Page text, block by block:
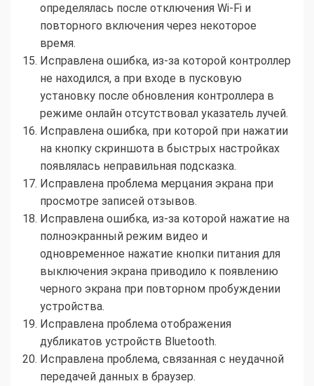
определялась после отключения Wi-Fi и
повторного включения через некоторое
время.
Исправлена ошибка, из-за которой контроллер
не находился, а при входе в пусковую
установку после обновления контроллера в
режиме онлайн отсутствовал указатель лучей.
Исправлена ошибка, при которой при нажатии
на кнопку скриншота в быстрых настройках
появлялась неправильная подсказка.
Исправлена проблема мерцания экрана при
просмотре записей отзывов.
Исправлена ошибка, из-за которой нажатие на
полноэкранный режим видео и
одновременное нажатие кнопки питания для
выключения экрана приводило к появлению
черного экрана при повторном пробуждении
устройства.
Исправлена проблема отображения
дубликатов устройств Bluetooth.
Исправлена проблема, связанная с неудачной
передачей данных в браузер.